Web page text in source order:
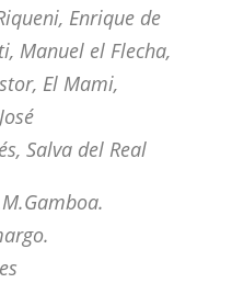
Enrique de
Manuel el Flecha,
El Mami,
Salva del Real